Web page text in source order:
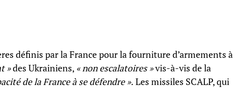
définis par la France pour la fourniture d’armements à
»des Ukrainiens, « non escalatoires »vis-à-vis de la
de la France à se défendre ». Les missiles SCALP, qui